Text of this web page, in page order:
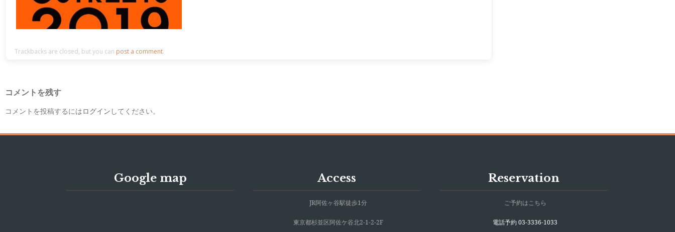
Trackbacks are closed, but you can post a comment.
コメントを残す
コメントを投稿するにはログイン してください。
Google map Access
JR阿佐ヶ谷駅徒歩1分
東京都杉並区阿佐ケ谷北2-1-2-2F
Reservation
ご予約はこちら
電話予約 03-3336-1033